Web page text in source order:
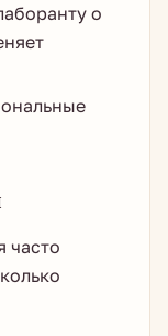
о
часто